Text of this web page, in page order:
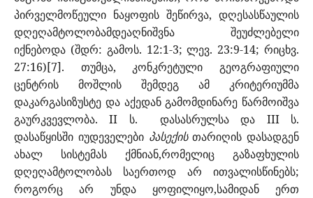
პირველმოწეული ნაყოფის შეწირვა, დღესასწაულის
დღეღამტოლობამდეაღნიშვნა შეუძლებელი
იქნებოდა (შდრ: გამოს. 12:1-3; ლევ. 23:9-14; რიცხვ.
27:16)[7]. თუმცა, კონკრეტული გეოგრაფიული
ცენტრის მოშლის შემდეგ ამ კრიტერიუმმა
დაკარგასიზუსტე და აქედან გამომდინარე წარმოიშვა
გაურკვევლობა. II ს.
დასასრულსა და III ს.
დასაწყისში იუდეველები პასექისთარიღის დასადგენ
ახალ სისტემას ქმნიან,რომელიც გაზაფხულის
დღეღამტოლობას საერთოდ არ ითვალისწინებს;
როგორც არ უნდა ყოფილიყო,სამიდან ერთ